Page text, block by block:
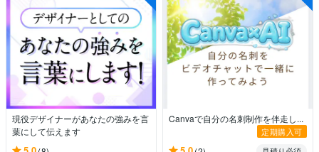
現役デザイナーがあなたの強みを言
葉にして伝えます
Canvaで自分の名刺制作を伴走し...
定期購入可